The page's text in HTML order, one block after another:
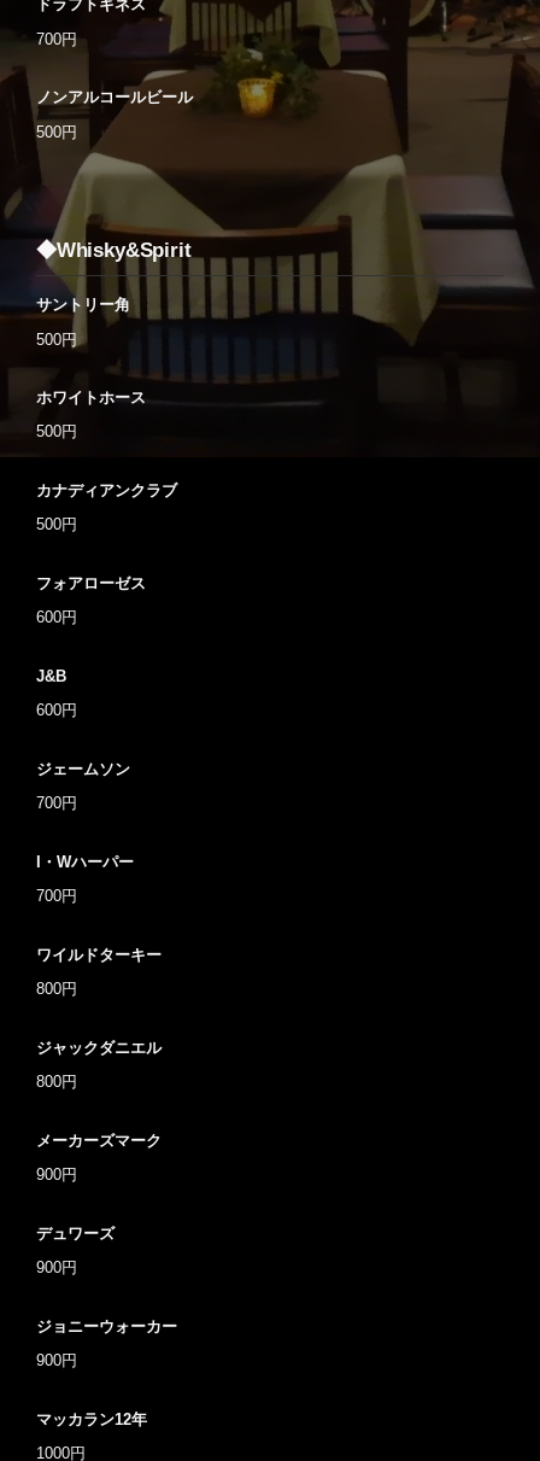
ドラフトギネス
700円
ノンアルコールビール
500円
◆Whisky&Spirit
サントリー角
500円
ホワイトホース
500円
カナディアンクラブ
500円
フォアローゼス
600円
J&B
600円
ジェームソン
700円
I・Wハーパー
700円
ワイルドターキー
800円
ジャックダニエル
800円
メーカーズマーク
900円
デュワーズ
900円
ジョニーウォーカー
900円
マッカラン12年
1000円